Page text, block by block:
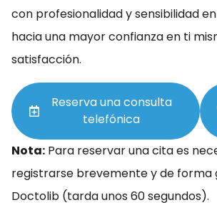
con profesionalidad y sensibilidad
hacia una mayor confianza en ti
satisfacción.
Reserva una consulta
telefónica
Nota: Para reservar una cita es
registrarse brevemente y de forma
Doctolib (tarda unos 60 segundos).